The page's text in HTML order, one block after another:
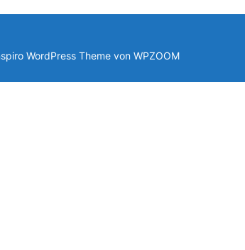
WordPress Theme von WPZOOM